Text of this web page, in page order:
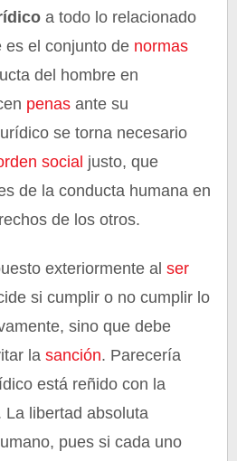
a todo lo relacionado
es el conjunto de normas
del hombre en
penas ante su
se torna necesario
social justo, que
de la conducta humana en
de los otros.
exteriormente alser
si cumplir o no cumplir lo
sino que debe
lasanción. Parecería
está reñido con la
La libertad absoluta
pues si cada uno